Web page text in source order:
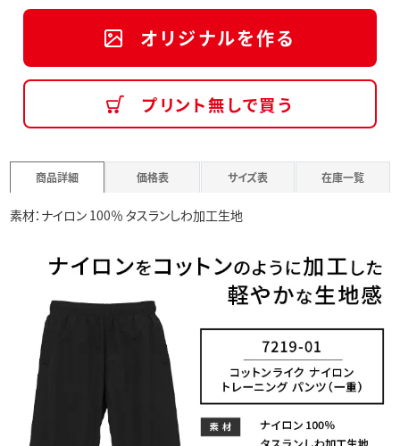
オリジナルを作る
プリント無しで買う
商品詳細 価格表 サイズ表 在庫一覧
素材：ナイロン 100％ タスランしわ加工生地